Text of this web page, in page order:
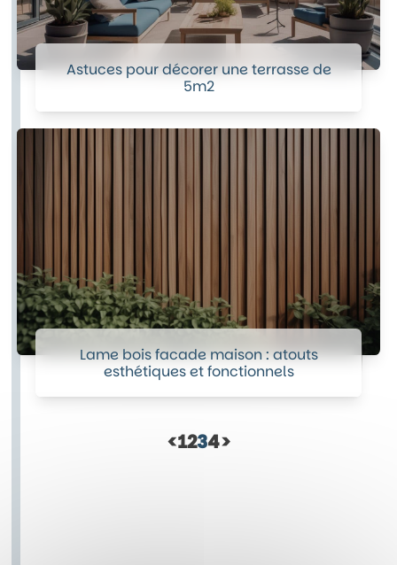
Astuces pour décorer une terrasse de
5m2
Lame bois facade maison : atouts
esthétiques et fonctionnels
<1234>